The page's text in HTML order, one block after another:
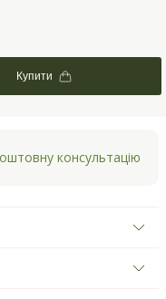
Купити
консультацію